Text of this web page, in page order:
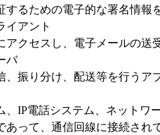
るための電子的な署名情報を
イアント
セスし、電子メールの送受
バ
り分け、配送等を行うアプ
電話システム、ネットワー
あって、通信回線に接続され